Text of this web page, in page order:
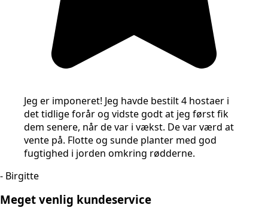
Jeg er imponeret! Jeg havde bestilt 4 hostaer i
det tidlige forår og vidste godt at jeg først fik
dem senere, når de var i vækst. De var værd at
vente på. Flotte og sunde planter med god
fugtighed i jorden omkring rødderne.
- Birgitte
Meget venlig kundeservice